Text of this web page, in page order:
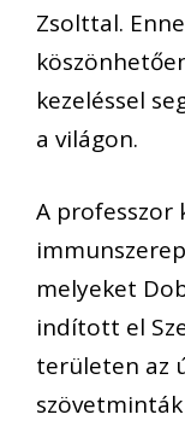
Zsolttal.
kezeléssel
a világon.
A professzor
melyeket
indított el
területen az